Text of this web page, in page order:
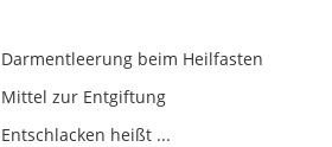
Darmentleerung beim Heilfasten
Mittel zur Entgiftung
Entschlacken heißt ...